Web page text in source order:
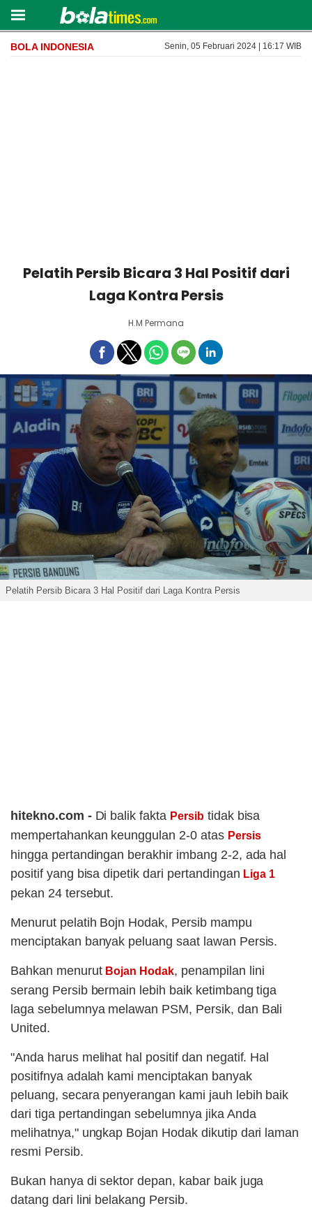
BOLA INDONESIA Senin, 05 Februari 2024 | 16:17 WIB
Pelatih Persib Bicara 3 Hal Positif dari
Laga Kontra Persis
H.M Permana
Pelatih Persib Bicara 3 Hal Positif dari Laga Kontra Persis
hitekno.com - Di balik fakta Persibtidak bisa
mempertahankan keunggulan 2-0 atas Persis
hingga pertandingan berakhir imbang 2-2, ada hal
positif yang bisa dipetik dari pertandingan Liga 1
pekan 24 tersebut.
Menurut pelatih Bojn Hodak, Persib mampu
menciptakan banyak peluang saat lawan Persis.
Bahkan menurut Bojan Hodak, penampilan lini
serang Persib bermain lebih baik ketimbang tiga
laga sebelumnya melawan PSM, Persik, dan Bali
United.
"Anda harus melihat hal positif dan negatif. Hal
positifnya adalah kami menciptakan banyak
peluang, secara penyerangan kami jauh lebih baik
dari tiga pertandingan sebelumnya jika Anda
melihatnya," ungkap Bojan Hodak dikutip dari laman
resmi Persib.
Bukan hanya di sektor depan, kabar baik juga
datang dari lini belakang Persib.